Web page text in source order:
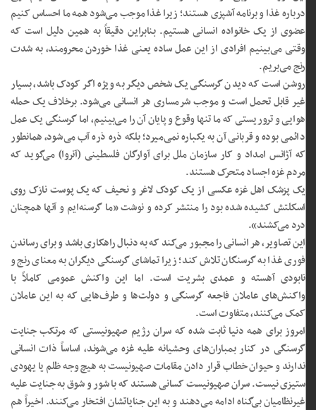
درباره غذا و برنامه آشپزی هستند؛ زیرا غذا موجب می‌شود همه ما احساس کنیم
عضوی از یک خانواده انسانی هستیم. بنابراین دقیقاً به همین دلیل است که
وقتی می‌بینیم افرادی از این عمل ساده یعنی غذا خوردن محرومند، به شدت
رنج می‌بریم.
روشن است که دیدن گرسنگی یک شخص دیگر به ویژه اگر کودک باشد، بسیار
غیر قابل تحمل است و موجب شرمساری هر انسانی می‌شود. برخلاف یک حمله
هوایی و تروریستی که ما تنها وقوع و پایان آن را می‌بینیم، اما گرسنگی یک عمل
دائمی بوده و قربانی آن به یکباره نمی‌میرد؛ بلکه ذره ذره آب می‌شود، همانطور
که آژانس امداد و کار سازمان ملل برای آوارگان فلسطینی (آنروا) می‌گوید که
مردم غزه اجساد متحرک هستند.
یک پزشک اهل غزه عکسی از یک کودک لاغر و نحیف که یک پوست نازک روی
اسکلتش کشیده شده بود را منتشر کرده و نوشت «ما گرسنه‌ایم و آنها همچنان
درد می‌کشند».
این تصاویر، هر انسانی را مجبور می‌کند که به دنبال راهکاری باشد و برای رساندن
فوری غذا به گرسنگان تلاش کند؛ زیرا تماشای گرسنگی دیگران به معنای رنج و
نابودی آهسته و عمدی بشریت است. اما این واکنش عمومی کاملاً با
واکنش‌های عاملان فاجعه گرسنگی و دولت‌ها و طرف‌هایی که به این عاملان
کمک می‌کنند، متفاوت است.
امروز برای همه دنیا ثابت شده که سران رژیم صهیونیستی که مرتکب جنایت
گرسنگی در کنار بمباران‌های وحشیانه علیه غزه می‌شوند، اساساً ذات انسانی
ندارند و حیوان خطاب قرار دادن مقامات صهیونیست به هیچ وجه ظلم یا یهودی
ستیزی نیست. سران صهیونیست کسانی هستند که با شور و شوق به جنایت علیه
غیرنظامیان بی‌گناه ادامه می‌دهند و به این جنایاتشان افتخار می‌کنند. اخیراً هم